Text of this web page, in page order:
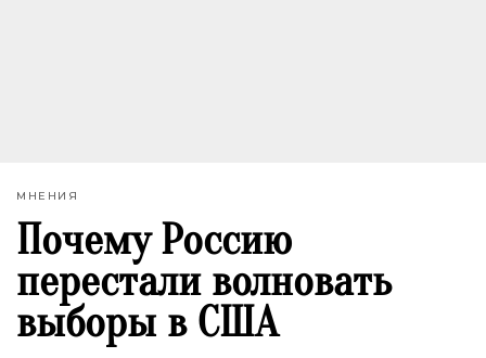
МНЕНИЯ
Почему Россию
перестали волновать
выборы в США